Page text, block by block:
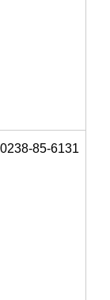
0238-85-6131